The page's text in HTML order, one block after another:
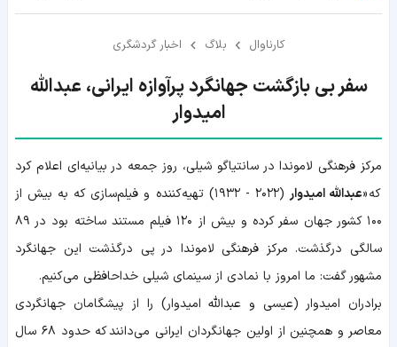
کارناوال بلاگ اخبار گردشگری
سفر بی بازگشت جهانگرد پرآوازه ایرانی، عبدالله
امیدوار
مرکز فرهنگی لاموندا در سانتیاگو شیلی، روز جمعه در بیانیه‌ای اعلام کرد
که «عبدالله امیدوار
(۲۰۲۲ - ۱۹۳۲) تهیه‌کننده و فیلم‌سازی که به بیش از
۱۰۰ کشور جهان سفر کرده و بیش از ۱۲۰ فیلم مستند ساخته بود در ۸۹
سالگی درگذشت. مرکز فرهنگی لاموندا در پی درگذشت این جهانگرد
مشهور گفت: ما امروز با نمادی از سینمای شیلی خداحافظی می‌کنیم.
برادران امیدوار (عیسی و عبدالله امیدوار) را از پیشگامان جهانگردی
معاصر و همچنین از اولین جهانگردان ایرانی می‌دانند که حدود ۶۸ سال